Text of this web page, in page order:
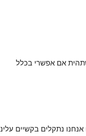
אם אפשרי בכלל
אנחנו נתקלים בקשיים